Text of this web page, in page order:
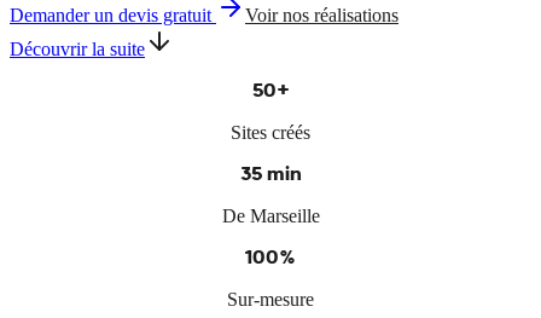
Demander un devis gratuit
Voir nos réalisations
Découvrir la suite
50+
Sites créés
35 min
De Marseille
100%
Sur-mesure